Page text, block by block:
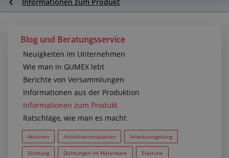
Schläuche und deren Komplettierung
Technische Kunststoffe
Transportbänder und Montage
Weitere Gummi- und Kunststoffprodukte
Blog und Beratungsservice
Neuigkeiten im Unternehmen
Wie man in GUMEX lebt
Berichte von Versammlungen
Informationen aus der Produktion
Informationen zum Produkt
Ratschläge, wie man es macht
Aktionen Antivibrationsplatten Arbeitsumgebung
Dichtung Dichtungen im Meterware Elastone